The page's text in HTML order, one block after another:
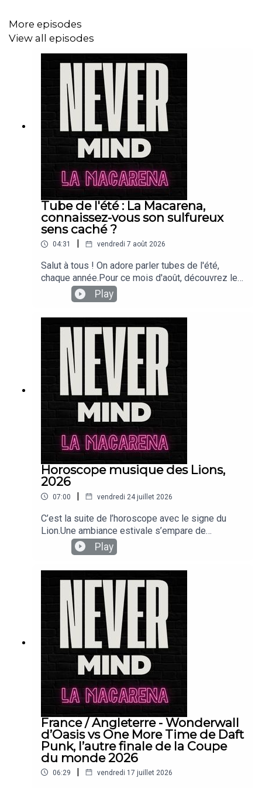
More episodes
View all episodes
Tube de l'été : La Macarena,
connaissez-vous son sulfureux
sens caché ?
04:31 vendredi 7 août 2026
Salut à tous ! On adore parler tubes de l'été,
chaque année.Pour ce mois d'août, découvrez le
sens caché de La Macarena, si chère à notre
cœur !Vous n'en reviendrez pas !Suivez-nous sur
instagram, abonnez-vous et mettez des likes !Ce
service respecte le droit d’auteur. Tous les droits
des auteurs des œuvres protégées reproduites
et communiquées sur ce site, sont réservés. Sauf
autorisation expresse, toute utilisation des
œuvres autres que l’écoute et/ou la visualisation
dans le cadre du cercle de famille sont interdites.
Play
Horoscope musique des Lions,
2026
07:00 | vendredi 24 juillet 2026
C’est la suite de l’horoscope avec le signe du
Lion.Une ambiance estivale s’empare de
Nevermind La Macarena puisque Babyloir et
Laurie parlent de la FAV de Colmar, en Alsace ! Ce
musique ! Vous connaissez ? Si ça vous a donné
envie d’y aller, commentez et mettez-nous des
likes et une constellation d’étoiles ! Suivez-nous
sur instagram
Play
France / Angleterre - Wonderwall
d’Oasis vs One More Time de Daft
Punk, l’autre finale de la Coupe
du monde 2026
06:29 | vendredi 17 juillet 2026